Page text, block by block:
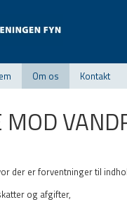
Om os Kontakt
MOD
der er forventninger til
og afgifter,